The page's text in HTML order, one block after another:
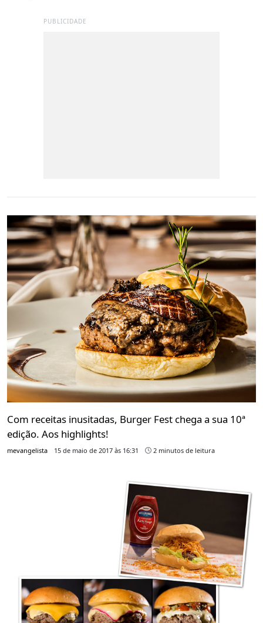
PUBLICIDADE
Com receitas inusitadas, Burger Fest chega a sua 10ª
edição. Aos highlights!
mevangelista 15 de maio de 2017 às 16:31 2 minutos de leitura